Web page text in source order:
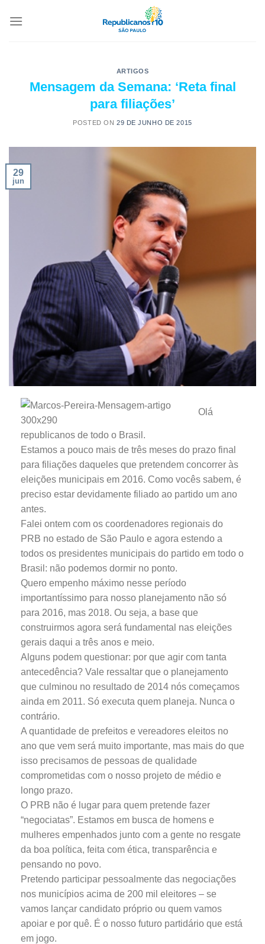
ARTIGOS
Mensagem da Semana: ‘Reta final
para filiações’
POSTED ON 29 DE JUNHO DE 2015
29
jun
Olá
republicanos de todo o Brasil.
Estamos a pouco mais de três meses do prazo final
para filiações daqueles que pretendem concorrer às
eleições municipais em 2016. Como vocês sabem, é
preciso estar devidamente filiado ao partido um ano
antes.
Falei ontem com os coordenadores regionais do
PRB no estado de São Paulo e agora estendo a
todos os presidentes municipais do partido em todo o
Brasil: não podemos dormir no ponto.
Quero empenho máximo nesse período
importantíssimo para nosso planejamento não só
para 2016, mas 2018. Ou seja, a base que
construirmos agora será fundamental nas eleições
gerais daqui a três anos e meio.
Alguns podem questionar: por que agir com tanta
antecedência? Vale ressaltar que o planejamento
que culminou no resultado de 2014 nós começamos
ainda em 2011. Só executa quem planeja. Nunca o
contrário.
A quantidade de prefeitos e vereadores eleitos no
ano que vem será muito importante, mas mais do que
isso precisamos de pessoas de qualidade
comprometidas com o nosso projeto de médio e
longo prazo.
O PRB não é lugar para quem pretende fazer
“negociatas”. Estamos em busca de homens e
mulheres empenhados junto com a gente no resgate
da boa política, feita com ética, transparência e
pensando no povo.
Pretendo participar pessoalmente das negociações
nos municípios acima de 200 mil eleitores – se
vamos lançar candidato próprio ou quem vamos
apoiar e por quê. É o nosso futuro partidário que está
em jogo.